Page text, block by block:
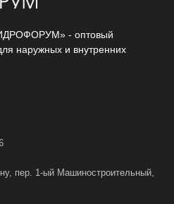
- оптовый
наружных и внутренних
пер. 1-ый Машиностроительный,